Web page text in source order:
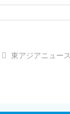
東アジアニュース